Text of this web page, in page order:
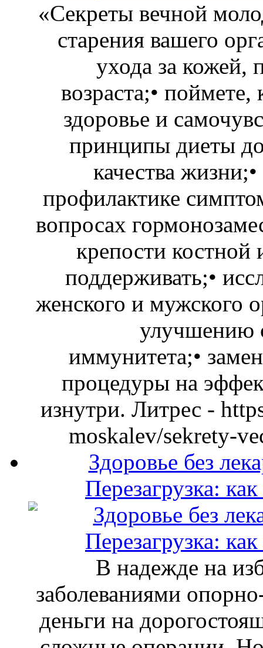
«Секреты вечной
старения вашего
ухода за кожей,
возраста;•
здоровье и
принципы диеты
качества
профилактике
вопросах
крепости
поддерживать;•
женского и мужского
улучшению
иммунитета;•
процедуры на
изнутри. Литрес -
moskalev/sekrety-
Здоровье без
Перезагрузка:
В надежде на
заболеваниями
деньги на